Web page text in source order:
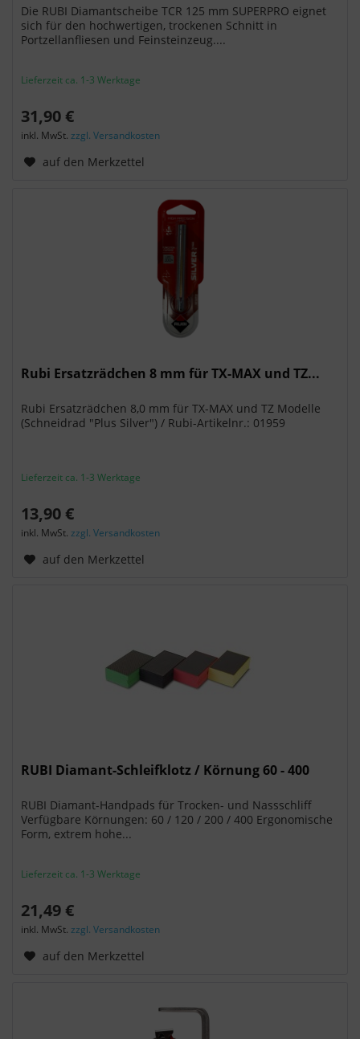
Die RUBI Diamantscheibe TCR 125 mm SUPERPRO eignet
sich für den hochwertigen, trockenen Schnitt in
Portzellanfliesen und Feinsteinzeug....
Lieferzeit ca. 1-3 Werktage
31,90 €
inkl. MwSt.zzgl. Versandkosten
auf den Merkzettel
Rubi Ersatzrädchen 8 mm für TX-MAX und TZ...
Rubi Ersatzrädchen 8,0 mm für TX-MAX und TZ Modelle
(Schneidrad "Plus Silver") / Rubi-Artikelnr.: 01959
Lieferzeit ca. 1-3 Werktage
13,90 €
inkl. MwSt.zzgl. Versandkosten
auf den Merkzettel
RUBI Diamant-Schleifklotz / Körnung 60 - 400
RUBI Diamant-Handpads für Trocken- und Nassschliff
Verfügbare Körnungen: 60 / 120 / 200 / 400 Ergonomische
Form, extrem hohe...
Lieferzeit ca. 1-3 Werktage
21,49 €
inkl. MwSt.zzgl. Versandkosten
auf den Merkzettel